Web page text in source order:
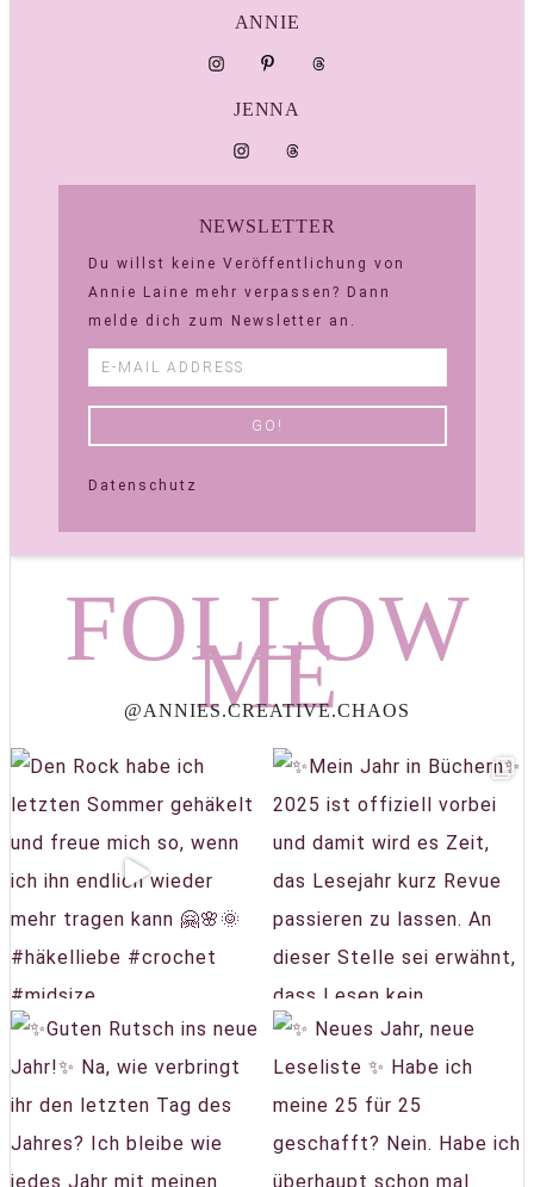
ANNIE
JENNA
NEWSLETTER
Du willst keine Veröffentlichung von
Annie Laine mehr verpassen? Dann
melde dich zum Newsletter an.
Datenschutz
FOLLOW
ME
@ANNIES.CREATIVE.CHAOS